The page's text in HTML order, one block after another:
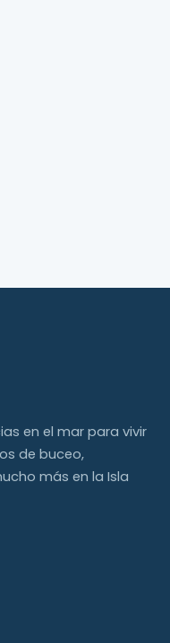
en el mar para vivir
de buceo,
más en la Isla